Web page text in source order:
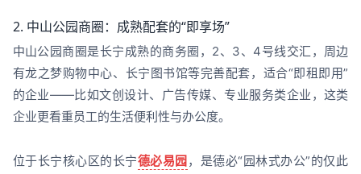
2. 中山公园商圈：成熟配套的“即享场”
中山公园商圈是长宁成熟的商务圈，2、3、4号线交汇，周边
有龙之梦购物中心、长宁图书馆等完善配套，适合“即租即用”
的企业——比如文创设计、广告传媒、专业服务类企业，这类
企业更看重员工的生活便利性与办公度。
位于长宁核心区的长宁德必易园 ，是德必“园林式办公”的仅此